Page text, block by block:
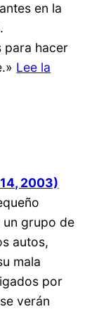
en la
para hacer
Lee la
2003)
grupo de
autos,
mala
por
verán